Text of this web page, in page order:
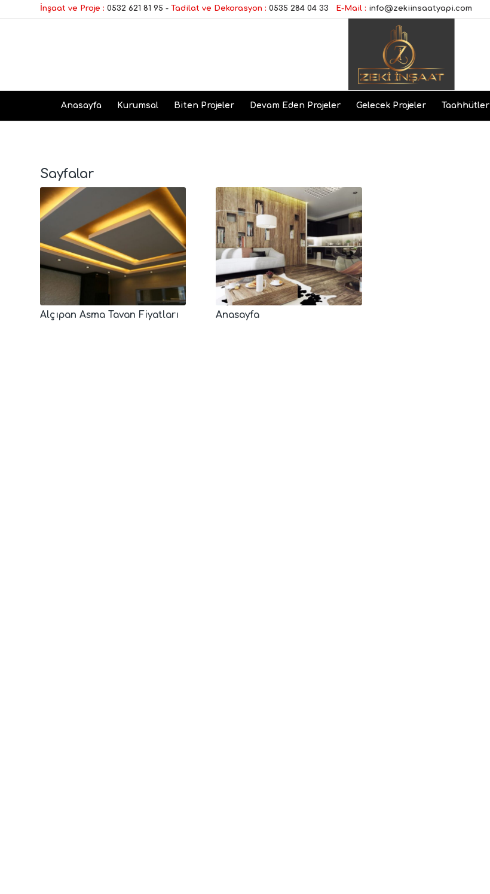
İnşaat ve Proje : 0532 621 81 95 - Tadilat ve Dekorasyon : 0535 284 04 33 E-Mail : info@zekiinsaatyapi.com
Anasayfa Kurumsal Biten Projeler Devam Eden Projeler Gelecek Projeler Taahhütler
Sayfalar
Alçıpan Asma Tavan Fiyatları Anasayfa